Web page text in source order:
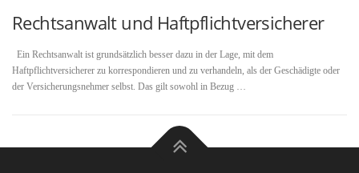
Rechtsanwalt und Haftpflichtversicherer
Ein Rechtsanwalt ist grundsätzlich besser dazu in der Lage, mit dem
Haftpflichtversicherer zu korrespondieren und zu verhandeln, als der Geschädigte oder
der Versicherungsnehmer selbst. Das gilt sowohl in Bezug …